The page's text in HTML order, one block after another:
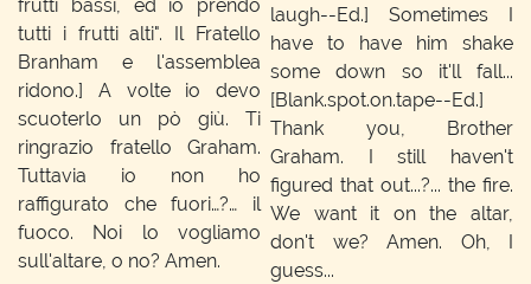
frutti bassi, ed io prendo
tutti i frutti alti". Il Fratello
Branham e l'assemblea
ridono.] A volte io devo
scuoterlo un pò giù. Ti
ringrazio fratello Graham.
Tuttavia io non ho
raffigurato che fuori…?… il
fuoco. Noi lo vogliamo
sull'altare, o no? Amen.
laugh--Ed.]
Sometimes I
have to have him shake
some down so it'll fall...
[Blank.spot.on.tape--Ed.]
Thank you, Brother
Graham. I still haven't
figured that out...?... the fire.
We want it on the altar,
don't we? Amen. Oh, I
guess...